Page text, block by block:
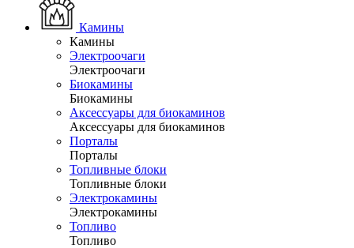
Камины
Камины
Электроочаги
Электроочаги
Биокамины
Биокамины
Аксессуары для биокаминов
Аксессуары для биокаминов
Порталы
Порталы
Топливные блоки
Топливные блоки
Электрокамины
Электрокамины
Топливо
Топливо